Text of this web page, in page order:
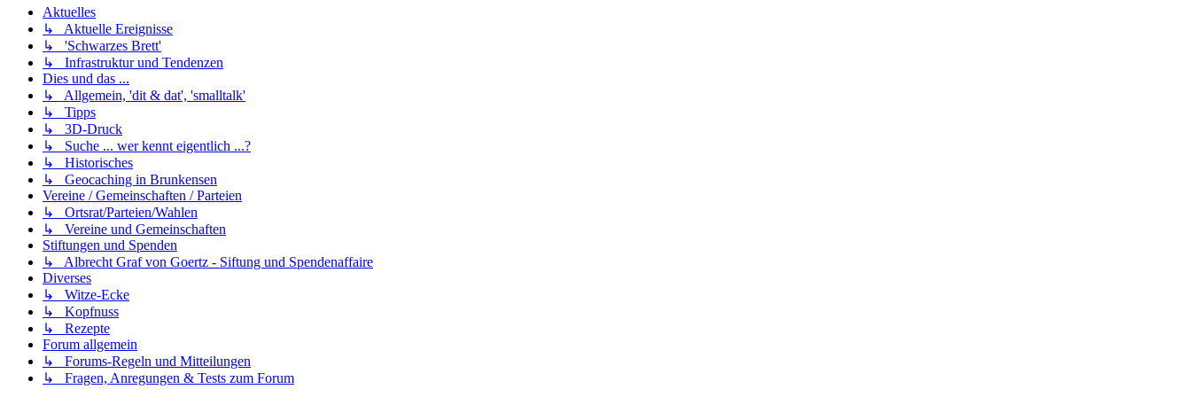
Aktuelles
↳ Aktuelle Ereignisse
↳ 'Schwarzes Brett'
↳ Infrastruktur und Tendenzen
Dies und das ...
↳ Allgemein, 'dit & dat', 'smalltalk'
↳ Tipps
↳ 3D-Druck
↳ Suche ... wer kennt eigentlich ...?
↳ Historisches
↳ Geocaching in Brunkensen
Vereine / Gemeinschaften / Parteien
↳ Ortsrat/Parteien/Wahlen
↳ Vereine und Gemeinschaften
Stiftungen und Spenden
↳ Albrecht Graf von Goertz - Siftung und Spendenaffaire
Diverses
↳ Witze-Ecke
↳ Kopfnuss
↳ Rezepte
Forum allgemein
↳ Forums-Regeln und Mitteilungen
↳ Fragen, Anregungen & Tests zum Forum